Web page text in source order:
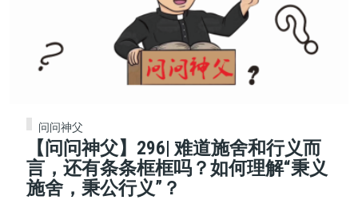
问问神父
【问问神父】296| 难道施舍和行义而
言，还有条条框框吗？如何理解“秉义
施舍，秉公行义”？